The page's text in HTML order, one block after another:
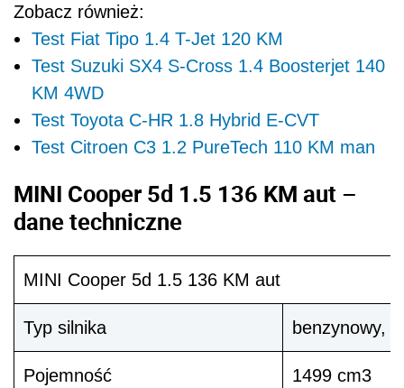
Zobacz również:
Test Fiat Tipo 1.4 T-Jet 120 KM
Test Suzuki SX4 S-Cross 1.4 Boosterjet 140
KM 4WD
Test Toyota C-HR 1.8 Hybrid E-CVT
Test Citroen C3 1.2 PureTech 110 KM man
MINI Cooper 5d 1.5 136 KM aut –
dane techniczne
MINI Cooper 5d 1.5 136 KM aut
Typ silnika benzynowy,
Pojemność 1499 cm3